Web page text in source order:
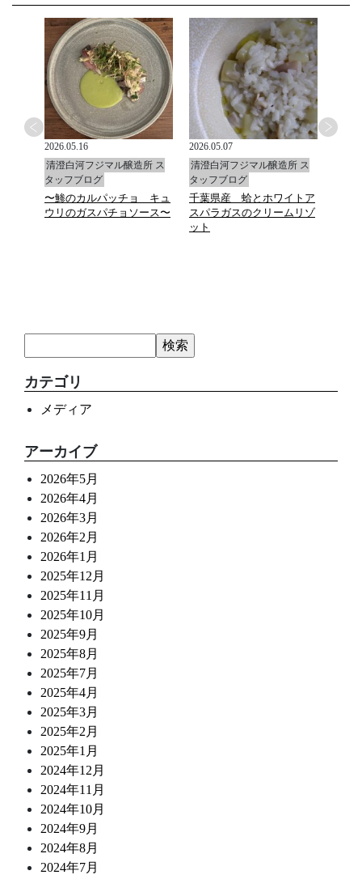
2026.05.16
清澄白河フジマル醸造所 ス
タッフブログ
〜鯵のカルパッチョ キュ
ウリのガスパチョソース〜
2026.05.07
清澄白河フジマル醸造所 ス
タッフブログ
千葉県産 蛤とホワイトア
スパラガスのクリームリゾ
ット
カテゴリ
メディア
アーカイブ
2026年5月
2026年4月
2026年3月
2026年2月
2026年1月
2025年12月
2025年11月
2025年10月
2025年9月
2025年8月
2025年7月
2025年4月
2025年3月
2025年2月
2025年1月
2024年12月
2024年11月
2024年10月
2024年9月
2024年8月
2024年7月